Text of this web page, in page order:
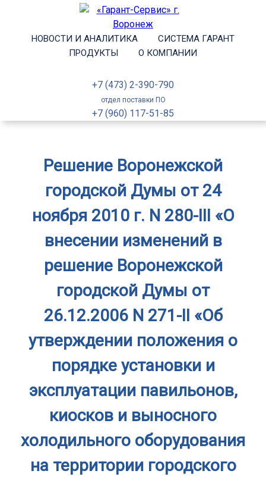
НОВОСТИ И АНАЛИТИКА
СИСТЕМА ГАРАНТ
ПРОДУКТЫ
О КОМПАНИИ
+7 (473) 2-390-790
отдел поставки ПО
+7 (960) 117-51-85
Решение Воронежской
городской Думы от 24
ноября 2010 г. N 280-III «О
внесении изменений в
решение Воронежской
городской Думы от
26.12.2006 N 271-II «Об
утверждении положения о
порядке установки и
эксплуатации павильонов,
киосков и выносного
холодильного оборудования
на территории городского